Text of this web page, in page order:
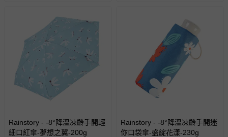
Rainstory - -8°降溫凍齡手開輕
細口紅傘-夢想之翼-200g
Rainstory - -8°降溫凍齡手開迷
你口袋傘-盛綻花漾-230g